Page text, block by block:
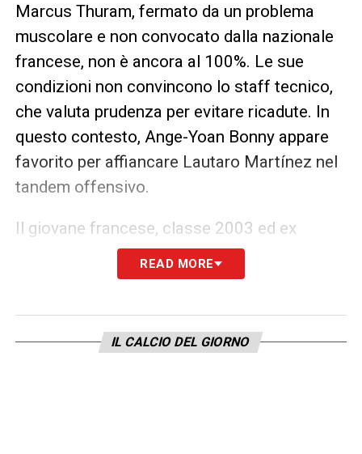
Marcus Thuram, fermato da un problema
muscolare e non convocato dalla nazionale
francese, non è ancora al 100%. Le sue
condizioni non convincono lo staff tecnico,
che valuta prudenza per evitare ricadute. In
questo contesto, Ange-Yoan Bonny appare
favorito per affiancare Lautaro Martínez nel
tandem offensivo.
Il giovane francese, classe 2003 ed ex
Parma, sta attraversando un momento molto
positivo: la sua forza fisica, unita alla
nerazzurro, offre nuove soluzioni al gioco di
Chivu. La coppia Bonny–Lautaro potrebbe
READ MORE
IL CALCIO DEL GIORNO